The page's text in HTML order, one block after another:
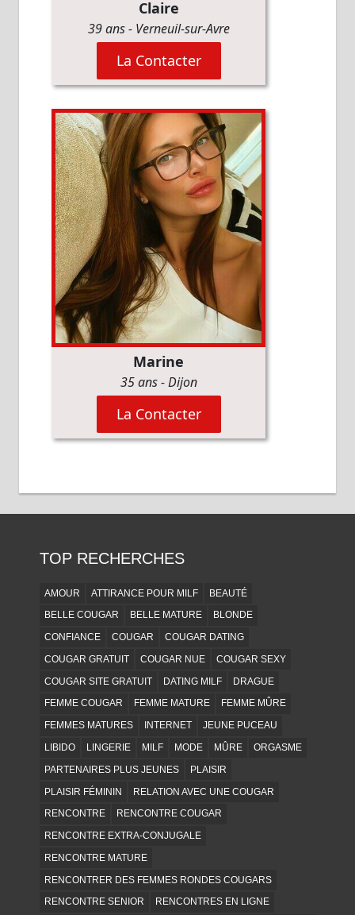
TOP RECHERCHES
AMOUR ATTIRANCE POUR MILF
BEAUTÉ
BELLE COUGAR
BELLE MATURE
BLONDE
CONFIANCE
COUGAR
COUGAR DATING
COUGAR GRATUIT
COUGAR NUE
COUGAR SEXY
COUGAR SITE GRATUIT
DATING MILF
DRAGUE
FEMME COUGAR
FEMME MATURE
FEMME MÛRE
FEMMES MATURES
INTERNET
JEUNE PUCEAU
LIBIDO
LINGERIE MILF MODE MÛRE
ORGASME
PARTENAIRES PLUS JEUNES
PLAISIR
PLAISIR FÉMININ
RELATION AVEC UNE COUGAR
RENCONTRE
RENCONTRE COUGAR
RENCONTRE EXTRA-CONJUGALE
RENCONTRE MATURE
RENCONTRER DES FEMMES RONDES COUGARS
RENCONTRE SENIOR
RENCONTRES EN LIGNE